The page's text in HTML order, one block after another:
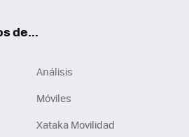
de...
Análisis
Móviles
Xataka Movilidad